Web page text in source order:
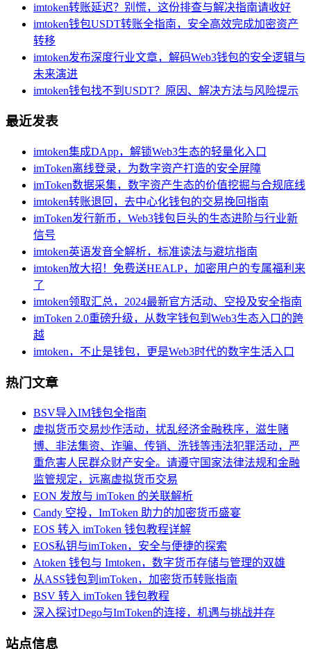
imtoken转账延迟？别慌，这份排查与解决指南请收好
imtoken钱包USDT转账全指南，安全高效完成加密资产
转移
imtoken发布深度行业文章，解码Web3钱包的安全逻辑与
未来演进
imtoken钱包找不到USDT？原因、解决方法与风险提示
最近发表
imtoken集成DApp，解锁Web3生态的轻量化入口
imToken离线登录，为数字资产打造的安全屏障
imToken数据采集，数字资产生态的价值挖掘与合规底线
imtoken转账退回，去中心化钱包的交易挽回指南
imToken发行新币，Web3钱包巨头的生态进阶与行业新
信号
imtoken英语发音全解析，标准读法与避坑指南
imtoken放大招！免费送HEALP，加密用户的专属福利来
了
imtoken领取汇总，2024最新官方活动、空投及安全指南
imToken 2.0重磅升级，从数字钱包到Web3生态入口的跨
越
imtoken，不止是钱包，更是Web3时代的数字生活入口
热门文章
BSV导入IM钱包全指南
虚拟货币交易炒作活动，扰乱经济金融秩序，滋生赌
博、非法集资、诈骗、传销、洗钱等违法犯罪活动，严
重危害人民群众财产安全。请遵守国家法律法规和金融
监管规定，远离虚拟货币交易
EON 发放与 imToken 的关联解析
Candy 空投，ImToken 助力的加密货币盛宴
EOS 转入 imToken 钱包教程详解
EOS私钥与imToken，安全与便捷的探索
Atoken 钱包与 Imtoken，数字货币存储与管理的双雄
从ASS钱包到imToken，加密货币转账指南
BSV 转入 imToken 钱包教程
深入探讨Dego与ImToken的连接，机遇与挑战并存
站点信息